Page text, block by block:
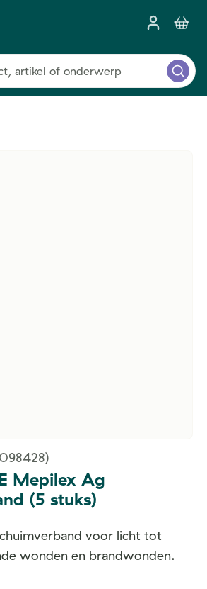
Mepilex Ag
(5 stuks)
voor licht tot
wonden en brandwonden.